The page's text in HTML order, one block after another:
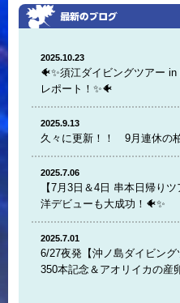
2025.10.23
🐠✨須江ダイビングツアー in
レポート！✨🐠
2025.9.13
久々に更新！！ 9月連休の
2025.7.06
【7月3日＆4日 串本日帰り
洋デビューも大成功！🐠✨
2025.7.01
6/27夜発【沖ノ島ダイビング
350本記念＆アオリイカの産